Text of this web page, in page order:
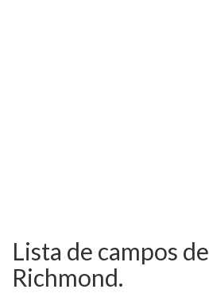
Lista de campos
Richmond.